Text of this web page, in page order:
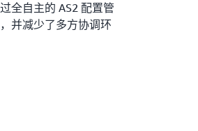
全自主的 AS2 配置管
并减少了多方协调环